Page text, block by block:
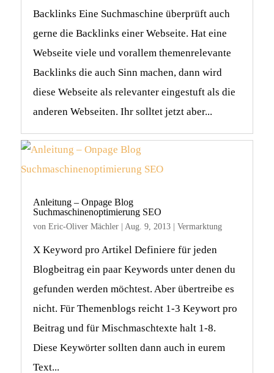
Backlinks Eine Suchmaschine überprüft auch
gerne die Backlinks einer Webseite. Hat eine
Webseite viele und vorallem themenrelevante
Backlinks die auch Sinn machen, dann wird
diese Webseite als relevanter eingestuft als die
anderen Webseiten. Ihr solltet jetzt aber...
Anleitung – Onpage Blog
Suchmaschinenoptimierung SEO
von Eric-Oliver Mächler| Aug. 9, 2013| Vermarktung
X Keyword pro Artikel Definiere für jeden
Blogbeitrag ein paar Keywords unter denen du
gefunden werden möchtest. Aber übertreibe es
nicht. Für Themenblogs reicht 1-3 Keywort pro
Beitrag und für Mischmaschtexte halt 1-8.
Diese Keywörter sollten dann auch in eurem
Text...